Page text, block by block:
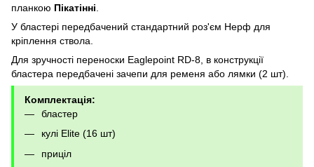
планкою Пікатінні
У бластері передбачений стандартний роз'єм Нерф для
кріплення ствола.
Для зручності переноски Eaglepoint RD-8, в конструкції
бластера передбачені зачепи для ременя або лямки (2 шт).
Комплектація:
бластер
кулі Elite (16 шт)
приціл